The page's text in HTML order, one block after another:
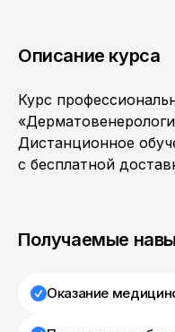
Описание курса
Курс
Дистанционное
с бесплатной
Получаемые
Оказание